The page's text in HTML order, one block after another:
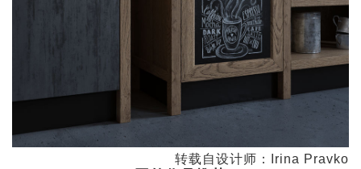
转载自设计师：Irina Pravko